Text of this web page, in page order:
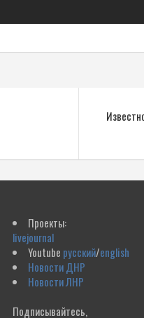
Проекты:
livejournal
Youtube русский/english
Новости ДНР
Новости ЛНР
Подписывайтесь,